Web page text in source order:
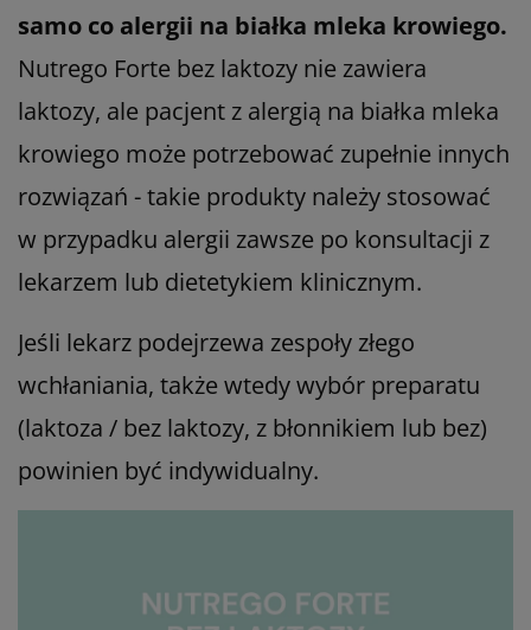
samo co alergii na białka mleka krowiego.
Nutrego Forte bez laktozy nie zawiera
laktozy, ale pacjent z alergią na białka mleka
krowiego może potrzebować zupełnie innych
rozwiązań - takie produkty należy stosować
w przypadku alergii zawsze po konsultacji z
lekarzem lub dietetykiem klinicznym.
Jeśli lekarz podejrzewa zespoły złego
wchłaniania, także wtedy wybór preparatu
(laktoza / bez laktozy, z błonnikiem lub bez)
powinien być indywidualny.